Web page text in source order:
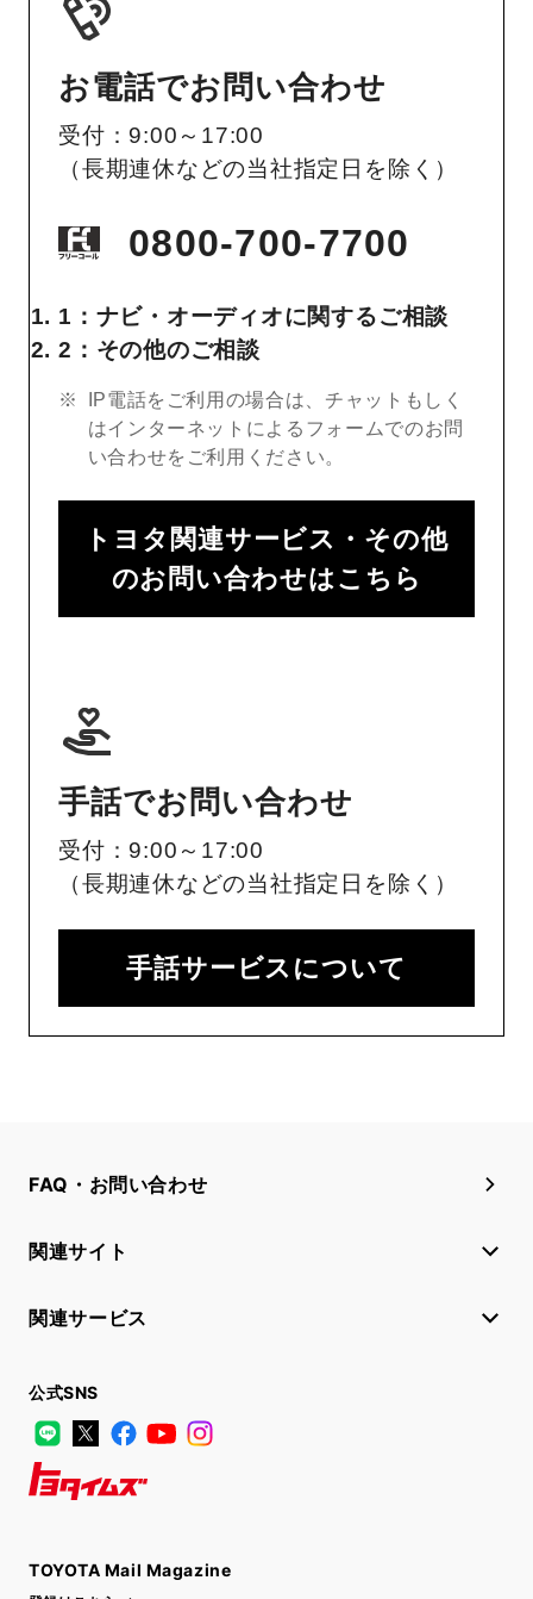
お電話でお問い合わせ
受付：9:00～17:00
（長期連休などの当社指定日を除く）
0800-700-7700
1：ナビ・オーディオに関するご相談
2：その他のご相談
IP電話をご利用の場合は、チャットもしく
はインターネットによるフォームでのお問
い合わせをご利用ください。
トヨタ関連サービス・その他
のお問い合わせはこちら
手話でお問い合わせ
受付：9:00～17:00
（長期連休などの当社指定日を除く）
手話サービスについて
FAQ・お問い合わせ
関連サイト
関連サービス
公式SNS
LINE
X FacebookYouTube
TOYOTA Mail Magazine